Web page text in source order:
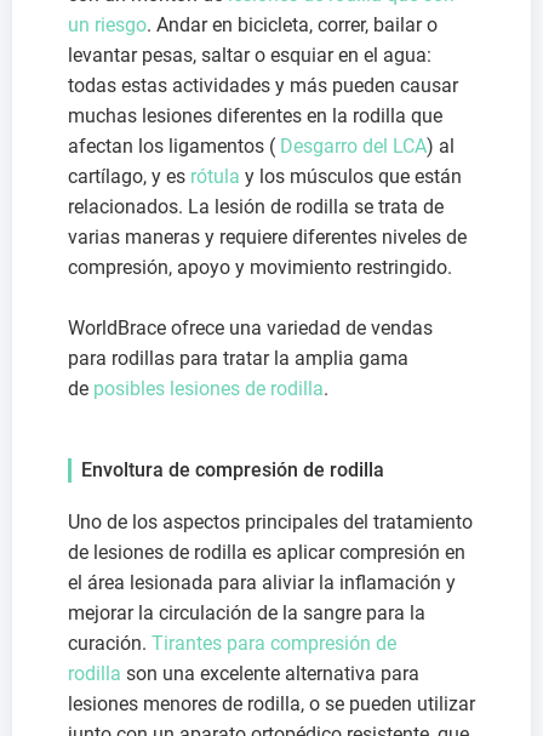
un riesgo. Andar en bicicleta, correr, bailar o
levantar pesas, saltar o esquiar en el agua:
todas estas actividades y más pueden causar
muchas lesiones diferentes en la rodilla que
afectan los ligamentos ( Desgarro del LCA) al
cartílago, y es rótula y los músculos que están
relacionados. La lesión de rodilla se trata de
varias maneras y requiere diferentes niveles de
compresión, apoyo y movimiento restringido.
WorldBrace ofrece una variedad de vendas
para rodillas para tratar la amplia gama
de posibles lesiones de rodilla.
Envoltura de compresión de rodilla
Uno de los aspectos principales del tratamiento
de lesiones de rodilla es aplicar compresión en
el área lesionada para aliviar la inflamación y
mejorar la circulación de la sangre para la
curación. Tirantes para compresión de
rodilla son una excelente alternativa para
lesiones menores de rodilla, o se pueden utilizar